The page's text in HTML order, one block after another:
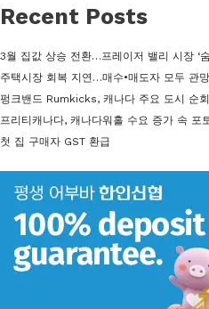
Recent Posts
3월 집값 상승 전환…프레이저 밸리 시장 ‘
주택시장 회복 지연…매수•매도자 모두 관망
펑크밴드 Rumkicks, 캐나다 주요 도시 순
프리티캐나다, 캐나다워홀 수요 증가 속
첫 집 구매자 GST 환급